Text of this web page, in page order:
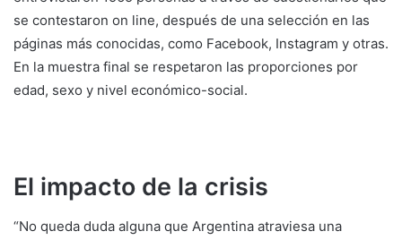
se contestaron on line, después de una selección en las
páginas más conocidas, como Facebook, Instagram y otras.
En la muestra final se respetaron las proporciones por
edad, sexo y nivel económico-social.
El impacto de la crisis
“No queda duda alguna que Argentina atraviesa una